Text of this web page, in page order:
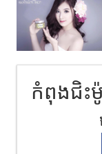
កំពុងជិះ